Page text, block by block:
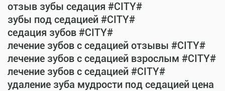
отзыв зубы седация #CITY#
зубы под седацией #CITY#
седация зубов #CITY#
лечение зубов с седацией отзывы #CITY#
лечение зубов с седацией взрослым #CITY#
лечение зубов с седацией #CITY#
удаление зуба мудрости под седацией цена